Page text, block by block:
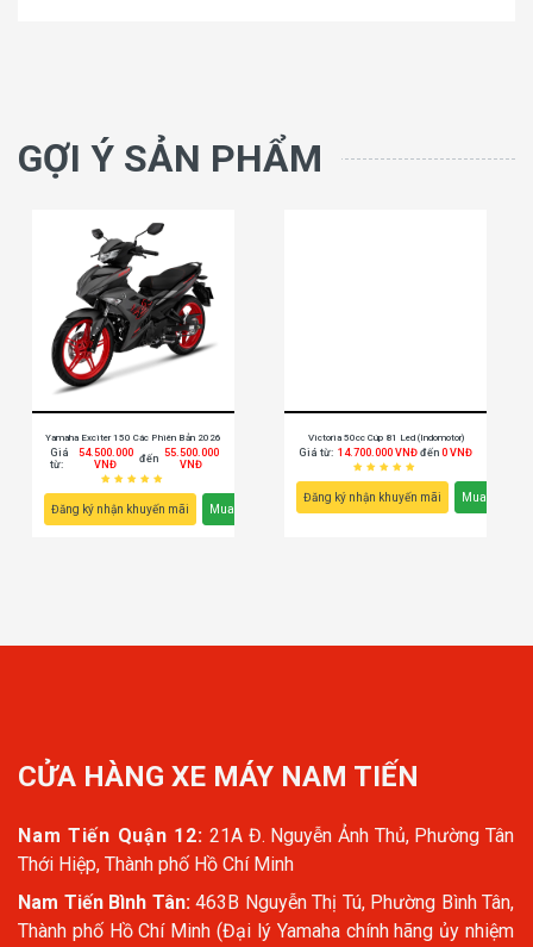
GỢI Ý SẢN PHẨM
Yamaha Exciter 150 Các Phiên Bản 2026
Giá
từ:
54.500.000
VNĐ
đến 55.500.000
VNĐ
Đăng ký nhận khuyến mãi Mua ngay
Victoria 50cc Cúp 81 Led (Indomotor)
Giá từ: 14.700.000 VNĐ đến 0 VNĐ
Đăng ký nhận khuyến mãi Mua ngay
CỬA HÀNG XE MÁY NAM TIẾN
Nam Tiến Quận 12: 21A Đ. Nguyễn Ảnh Thủ, Phường Tân
Thới Hiệp, Thành phố Hồ Chí Minh
Nam Tiến Bình Tân:463B Nguyễn Thị Tú, Phường Bình Tân,
Thành phố Hồ Chí Minh (Đại lý Yamaha chính hãng ủy nhiệm